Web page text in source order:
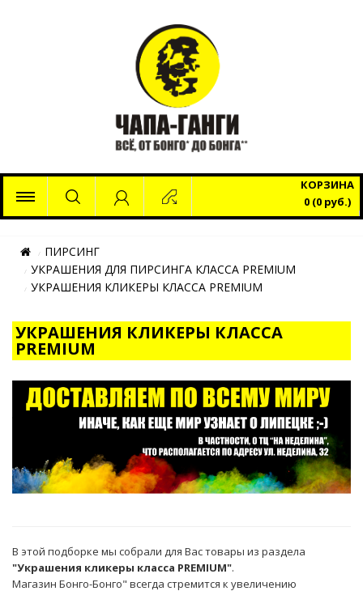
КОРЗИНА
0 (0 руб.)
ПИРСИНГ
УКРАШЕНИЯ ДЛЯ ПИРСИНГА КЛАССА PREMIUM
УКРАШЕНИЯ КЛИКЕРЫ КЛАССА PREMIUM
УКРАШЕНИЯ КЛИКЕРЫ КЛАССА
PREMIUM
В этой подборке мы собрали для Вас товары из раздела
"Украшения кликеры класса PREMIUM".
Магазин Бонго-Бонго" всегда стремится к увеличению